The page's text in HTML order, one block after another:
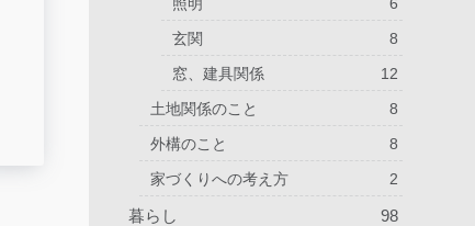
玄関
8
窓、建具関係
12
土地関係のこと
8
外構のこと
8
家づくりへの考え方
2
暮らし 98